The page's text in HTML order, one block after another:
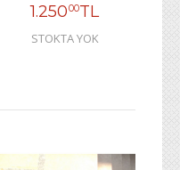
1.25000TL
STOKTA YOK